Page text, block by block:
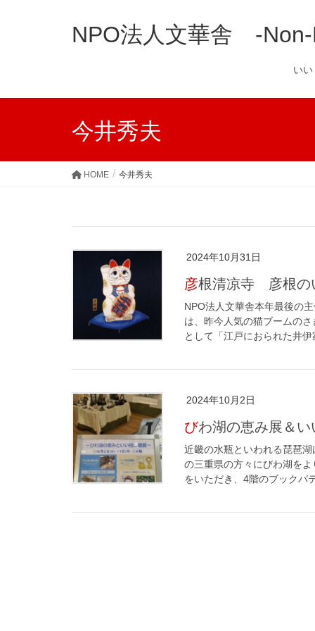
NPO法人文華舎 -Non-
い
今井秀夫
HOME 今井秀夫
2024年10月31日
彦根清凉寺 彦根
NPO法人文華舎本年最後の
は、昨今人気の猫ブームの
として「江戸におられた井
2024年10月2日
びわ湖の恵み展＆
近畿の水瓶といわれる琵琶
の三重県の方々にびわ湖を
をいただき、4階のブック